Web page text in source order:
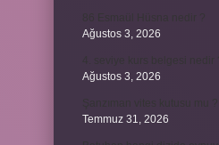
Ağustos 3, 2026
Ağustos 3, 2026
Temmuz 31, 2026